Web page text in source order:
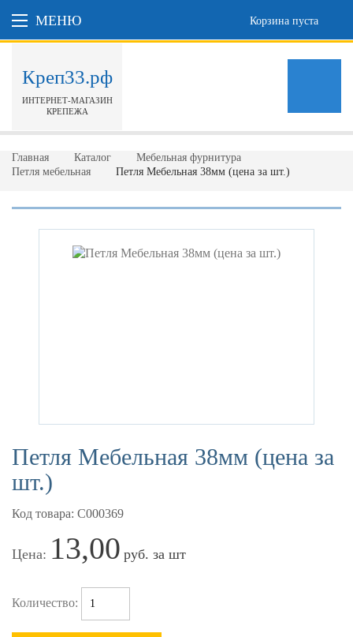
МЕНЮ Корзина пуста
Креп33.рф
ИНТЕРНЕТ-МАГАЗИН
КРЕПЕЖА
Главная Каталог
Мебельная фурнитура
Петля мебельная
Петля Мебельная 38мм (цена за шт.)
Петля Мебельная 38мм (цена за
шт.)
Код товара: С000369
Цена: 13,00 руб. за шт
Количество: